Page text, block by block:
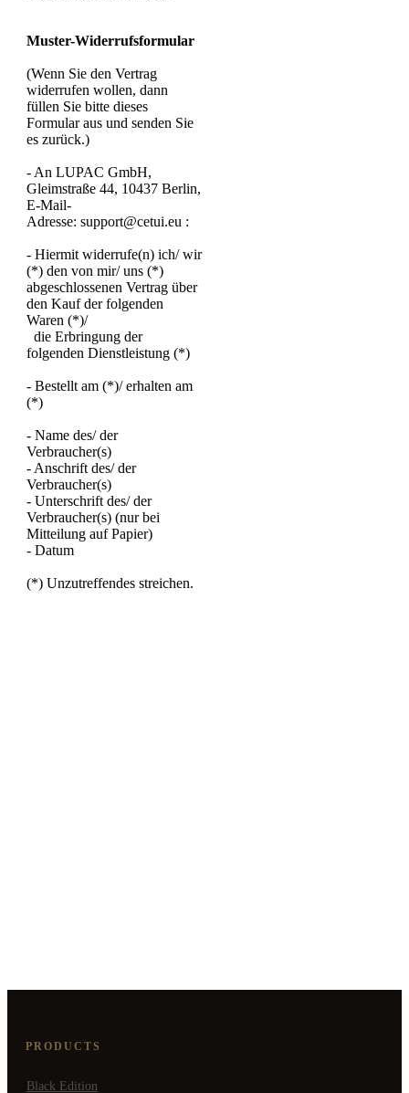
Muster-Widerrufsformular
(Wenn Sie den Vertrag
widerrufen wollen, dann
füllen Sie bitte dieses
Formular aus und senden Sie
es zurück.)
- An LUPAC GmbH,
Gleimstraße 44, 10437 Berlin,
E-Mail-
Adresse: support@cetui.eu :
- Hiermit widerrufe(n) ich/ wir
(*) den von mir/ uns (*)
abgeschlossenen Vertrag über
den Kauf der folgenden
Waren (*)/
die Erbringung der
folgenden Dienstleistung (*)
- Bestellt am (*)/ erhalten am
(*)
- Name des/ der
Verbraucher(s)
- Anschrift des/ der
Verbraucher(s)
- Unterschrift des/ der
Verbraucher(s) (nur bei
Mitteilung auf Papier)
- Datum
(*) Unzutreffendes streichen.
PRODUCTS
Black Edition